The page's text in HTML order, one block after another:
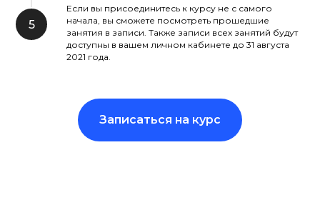
Если вы присоединитесь к курсу не с самого
начала, вы сможете посмотреть прошедшие
занятия в записи. Также записи всех занятий будут
доступны в вашем личном кабинете до 31 августа
2021 года.
Записаться на курс